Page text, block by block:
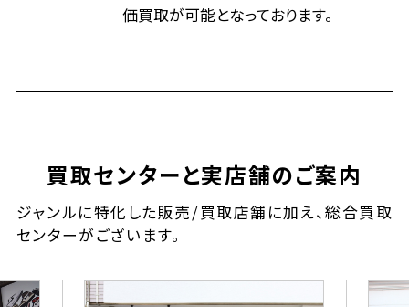
価買取が可能となっております。
買取センターと実店舗のご案内
ジャンルに特化した販売/買取店舗に加え、総合買取
センターがございます。